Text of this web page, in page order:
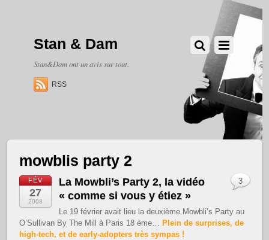
Stan & Dam
Stan&Dam ont un avis sur tout.
RSS
mowblis party 2
FÉV
27
2008
La Mowbli’s Party 2, la vidéo
« comme si vous y étiez »
Le 19 février avait lieu la deuxième Mowbli’s Party au
O’Sullivan By The Mill à Paris 18 ème… Plein de surprises, de
high-tech, et de early-adopters très sympas !
3